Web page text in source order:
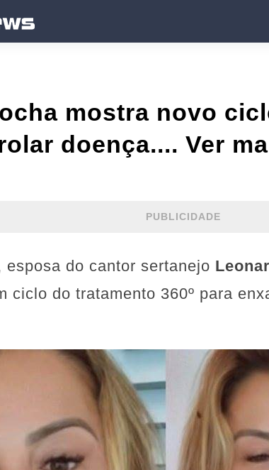
mostra novo
doença.... Ver
PUBLICIDADE
esposa do cantor sertanejo
ciclo do tratamento 360º para